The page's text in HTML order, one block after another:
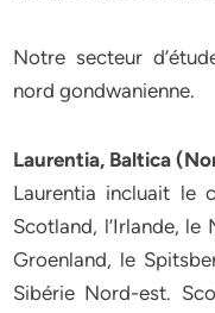
Notre secteur
nord gondwanienne.
Laurentia, Baltica
Laurentia incluait le
Scotland, l’Irlande,
Groenland, le
Sibérie Nord-est.